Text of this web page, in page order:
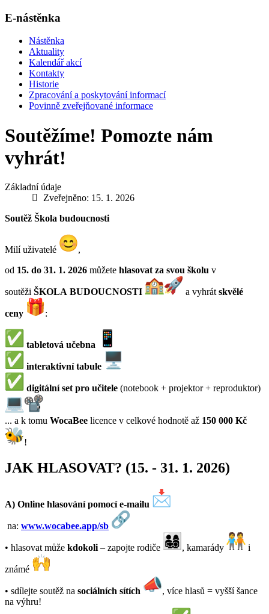
E-nástěnka
Nástěnka
Aktuality
Kalendář akcí
Kontakty
Historie
Zpracování a poskytování informací
Povinně zveřejňované informace
Soutěžíme! Pomozte nám
vyhrát!
Základní údaje
Zveřejněno: 15. 1. 2026
Soutěž Škola budoucnosti
Milí uživatelé
,
od 15. do 31. 1. 2026 můžete hlasovat za svou školu v
soutěži ŠKOLA BUDOUCNOSTI a vyhrát skvělé
ceny :
tabletová učebna
interaktivní tabule
digitální set pro učitele (notebook + projektor + reproduktor)
... a k tomu WocaBee licence v celkové hodnotě až 150 000 Kč
!
JAK HLASOVAT? (15. - 31. 1. 2026)
A) Online hlasování pomocí e-mailu
na: www.wocabee.app/sb
• hlasovat může kdokoli – zapojte rodiče , kamarády i
známé
• sdílejte soutěž na sociálních sítích
, více hlasů = vyšší šance
na výhru!